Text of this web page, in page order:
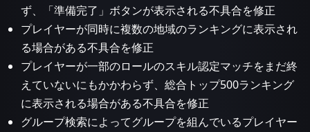
ず、「準備完了」ボタンが表示される不具合を修正
プレイヤーが同時に複数の地域のランキングに表示され
る場合がある不具合を修正
プレイヤーが一部のロールのスキル認定マッチをまだ終
えていないにもかかわらず、総合トップ500ランキング
に表示される場合がある不具合を修正
グループ検索によってグループを組んでいるプレイヤー